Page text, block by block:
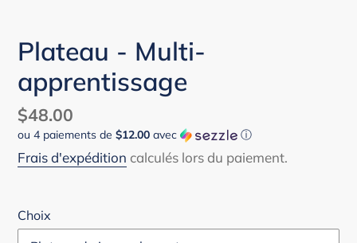
Plateau - Multi-
apprentissage
Prix
normal
$48.00
ou 4 paiements de $12.00 avec ⓘ
Frais d'expédition calculés lors du paiement.
Choix